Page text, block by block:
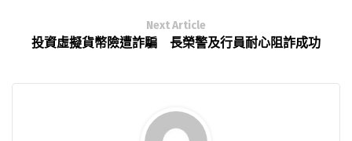
Next Article
投資虛擬貨幣險遭詐騙 長榮警及行員耐心阻詐成功